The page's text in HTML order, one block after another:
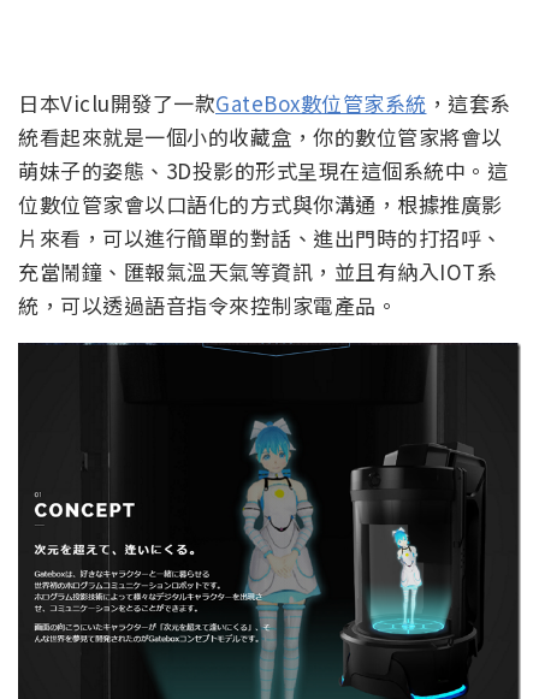
日本Viclu開發了一款GateBox數位管家系統 ，這套系
統看起來就是一個小的收藏盒，你的數位管家將會以
萌妹子的姿態、3D投影的形式呈現在這個系統中。這
位數位管家會以口語化的方式與你溝通，根據推廣影
片來看，可以進行簡單的對話、進出門時的打招呼、
充當鬧鐘、匯報氣溫天氣等資訊，並且有納入IOT系
統，可以透過語音指令來控制家電產品。